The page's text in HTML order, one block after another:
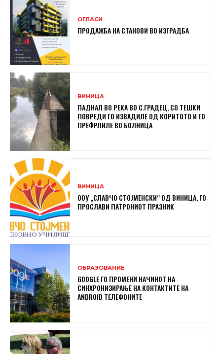
ОГЛАСИ
ПРОДАЖБА НА СТАНОВИ ВО ИЗГРАДБА
ВИНИЦА
ПАДНАЛ ВО РЕКА ВО С.ГРАДЕЦ, СО ТЕШКИ
ПОВРЕДИ ГО ИЗВАДИЛЕ ОД КОРИТОТО И ГО
ПРЕФРЛИЛЕ ВО БОЛНИЦА
ВИНИЦА
ООУ „СЛАВЧО СТОЈМЕНСКИ“ ОД ВИНИЦА, ГО
ПРОСЛАВИ ПАТРОНИОТ ПРАЗНИК
ОБРАЗОВАНИЕ
GOOGLE ГО ПРОМЕНИ НАЧИНОТ НА
СИНХРОНИЗИРАЊЕ НА КОНТАКТИТЕ НА
ANDROID ТЕЛЕФОНИТЕ